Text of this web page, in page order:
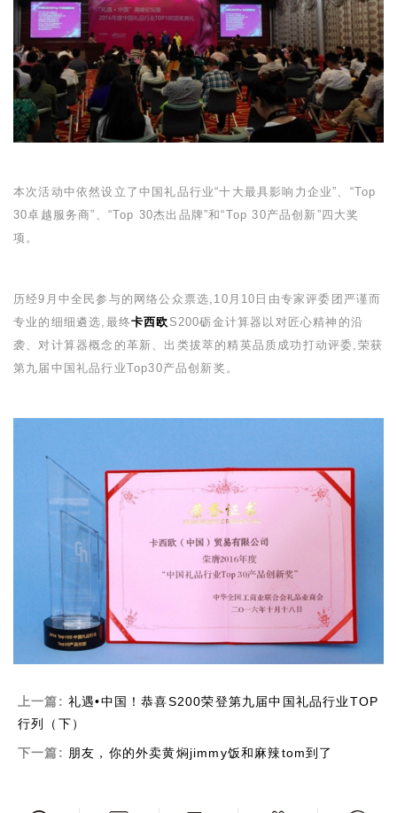
本次活动中依然设立了中国礼品行业“十大最具影响力企业”、 “Top
30卓越服务商” 、 “Top 30杰出品牌”和“Top 30产品创新 ” 四大奖
项。
历经9 月中全民参与的网络公众票选, 10 月 10 日由专家评委团严谨而
专业的细细遴选,最终卡西欧 S200砺金计算器以对匠心精神的沿
袭、对计算器概念的革新、出类拔萃的精英品质成功打动评委,荣获
第九届中国礼品行业Top30产品创新奖。
上一篇: 礼遇•中国！恭喜S200荣登第九届中国礼品行业TOP
行列（下）
下一篇: 朋友，你的外卖黄焖jimmy饭和麻辣tom到了